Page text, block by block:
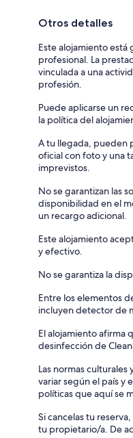
Otros detalles
Este alojamiento
profesional. La
vinculada a una
profesión.
Puede aplicarse un
la política del
A tu llegada, pueden
oficial con foto y una
imprevistos.
No se garantizan las
disponibilidad en el
un recargo adicional.
Este alojamiento
y efectivo.
No se garantiza la
Entre los elementos
incluyen detector de
El alojamiento afirma
desinfección de
Las normas
variar según el país y
políticas que aquí se
Si cancelas tu
tu propietario/a. De